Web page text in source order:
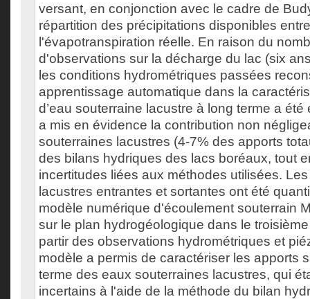
versant, en conjonction avec le cadre de
répartition des précipitations disponibles
l'évapotranspiration réelle. En raison du
d'observations sur la décharge du lac (six
les conditions hydrométriques passées
apprentissage automatique dans la
d’eau souterraine lacustre à long terme a
a mis en évidence la contribution non
souterraines lacustres (4-7% des apports
des bilans hydriques des lacs boréaux, tout
incertitudes liées aux méthodes utilisées.
lacustres entrantes et sortantes ont été
modèle numérique d'écoulement souterrain
sur le plan hydrogéologique dans le
partir des observations hydrométriques et
modèle a permis de caractériser les apports
terme des eaux souterraines lacustres, qui
incertains à l'aide de la méthode du bilan